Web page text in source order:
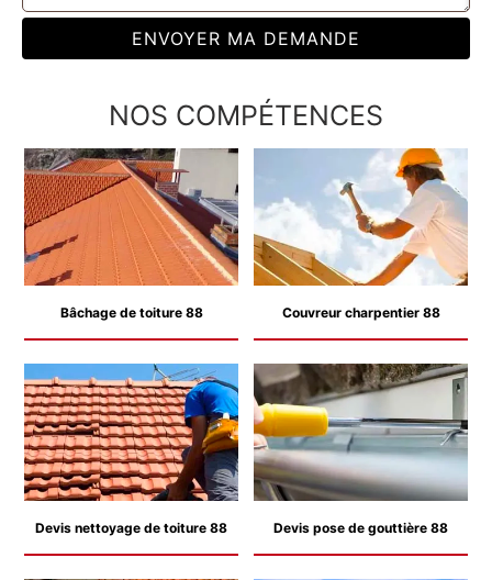
NOS COMPÉTENCES
Bâchage de toiture 88 Couvreur charpentier 88
Devis nettoyage de toiture 88 Devis pose de gouttière 88